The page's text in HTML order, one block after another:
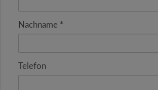
Nachname
Telefon